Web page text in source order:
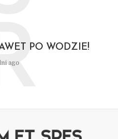
PO WODZIE!
ago